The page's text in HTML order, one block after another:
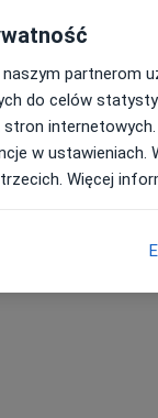
Dziś
7 Sie
Jutro
8 Sie
partnerom
do celów
w ustawieniach.
Więcej